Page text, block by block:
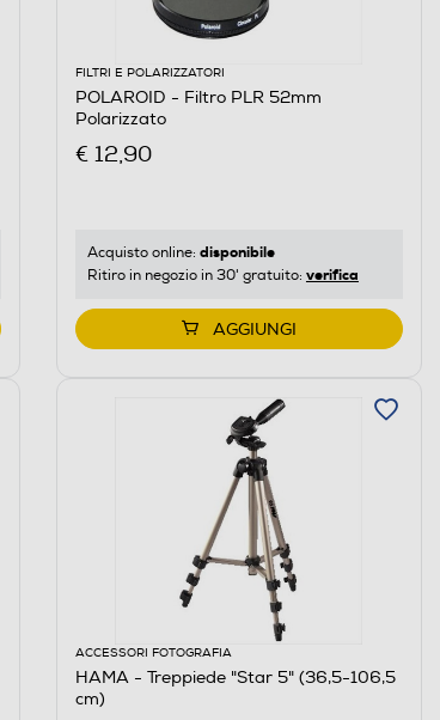
FILTRI E POLARIZZATORI
POLAROID - Filtro PLR 52mm
Polarizzato
€ 12,90
Acquisto online: disponibile
Ritiro in negozio in 30' gratuito: verifica
AGGIUNGI
ACCESSORI FOTOGRAFIA
HAMA - Treppiede "Star 5" (36,5-106,5
cm)